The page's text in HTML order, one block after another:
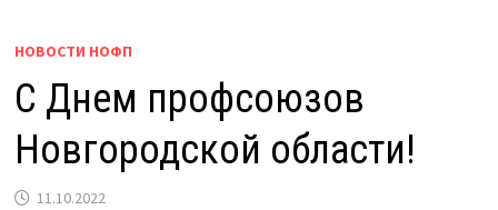
НОВОСТИ НОФП
С Днем профсоюзов
Новгородской области!
11.10.2022